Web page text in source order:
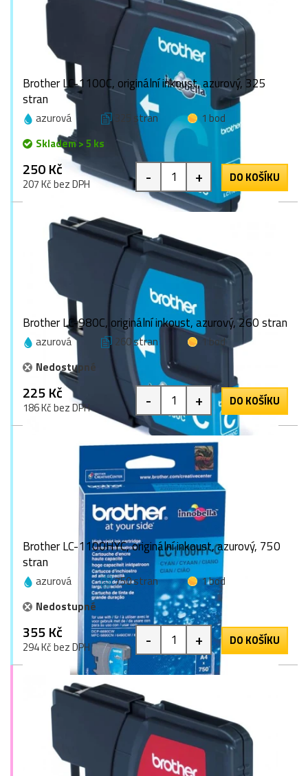
Brother LC-1100C, originální inkoust, azurový, 325
stran
azurová 325 stran
1 bod
Skladem > 5 ks
250 Kč
207 Kč bez DPH - + DO KOŠÍKU
Brother LC-980C, originální inkoust, azurový, 260 stran
azurová 260 stran
1 bod
Nedostupné
225 Kč
186 Kč bez DPH - + DO KOŠÍKU
Brother LC-1100HYC, originální inkoust, azurový, 750
stran
azurová 750 stran
1 bod
Nedostupné
355 Kč
294 Kč bez DPH - + DO KOŠÍKU